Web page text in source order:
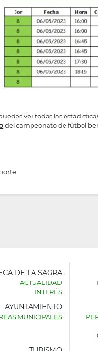
ver todas las
del campeonato de fútbol
DE LA SAGRA
ACTUALIDAD
INTERÉS
AYUNTAMIENTO
MUNICIPALES